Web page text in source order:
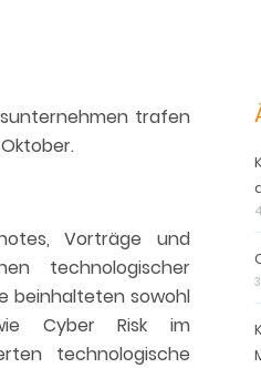
trafen
Vorträge und
technologischer
beinhalteten sowohl
Cyber Risk im
technologische